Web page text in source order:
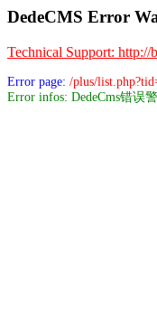
DedeCMS Error
Technical Support: http://
Error page: /plus/
Error infos: DedeCms错误警